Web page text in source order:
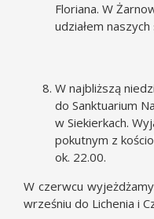
Floriana. W
udziałem
W najbliższą
do Sanktuarium
w Siekierkach.
pokutnym z
ok. 22.00.
W czerwcu
wrześniu do Lichenia i